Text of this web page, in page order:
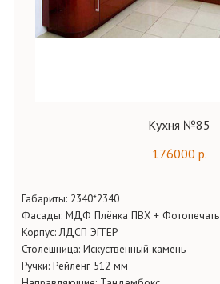
Кухня №85
176000 р.
Габариты: 2340*2340
Фасады: МДФ Плёнка ПВХ + Фотопечать
Корпус:ЛДСП ЭГГЕР
Столешница: Искуственный камень
Ручки: Рейленг 512 мм